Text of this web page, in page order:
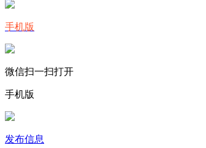
手机版
微信扫一扫打开
手机版
发布信息